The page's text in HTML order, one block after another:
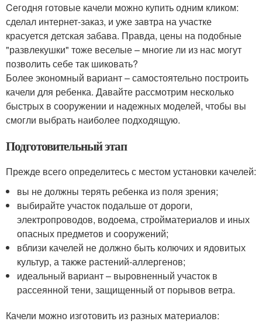
Cегодня готовые качели можно купить одним кликом:
сделал интернет-заказ, и уже завтра на участке
красуется детская забава. Правда, цены на подобные
"развлекушки" тоже веселые – многие ли из нас могут
позволить себе так шиковать?
Более экономный вариант – самостоятельно построить
качели для ребенка. Давайте рассмотрим несколько
быстрых в сооружении и надежных моделей, чтобы вы
смогли выбрать наиболее подходящую.
Подготовительный этап
Прежде всего определитесь с местом установки качелей:
вы не должны терять ребенка из поля зрения;
выбирайте участок подальше от дороги,
электропроводов, водоема, стройматериалов и иных
опасных предметов и сооружений;
вблизи качелей не должно быть колючих и ядовитых
культур, а также растений-аллергенов;
идеальный вариант – выровненный участок в
рассеянной тени, защищенный от порывов ветра.
Качели можно изготовить из разных материалов: